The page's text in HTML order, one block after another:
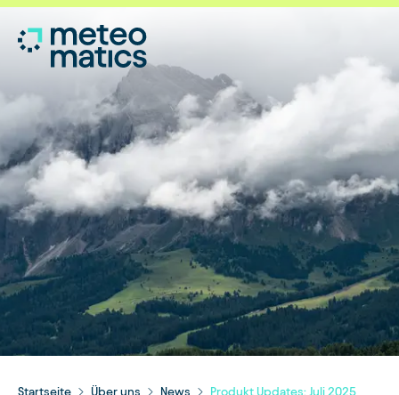
Startseite Über uns News Produkt Updates: Juli 2025